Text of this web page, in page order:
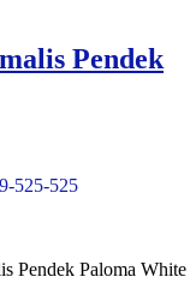
Pendek
525-525
Pendek Paloma White